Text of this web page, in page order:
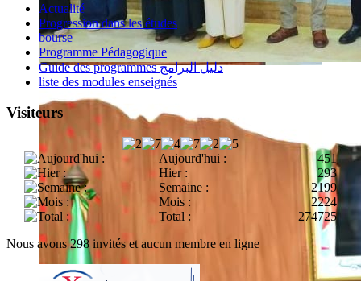
Actualité
Progression dans les études
bourse
Programme Pédagogique
Guide des programmes دليل البرامج
liste des modules enseignés
Visiteurs
Aujourd'hui :
451
Hier :
293
Semaine :
2199
Mois :
2224
Total :
274725
Nous avons 298 invités et aucun membre en ligne